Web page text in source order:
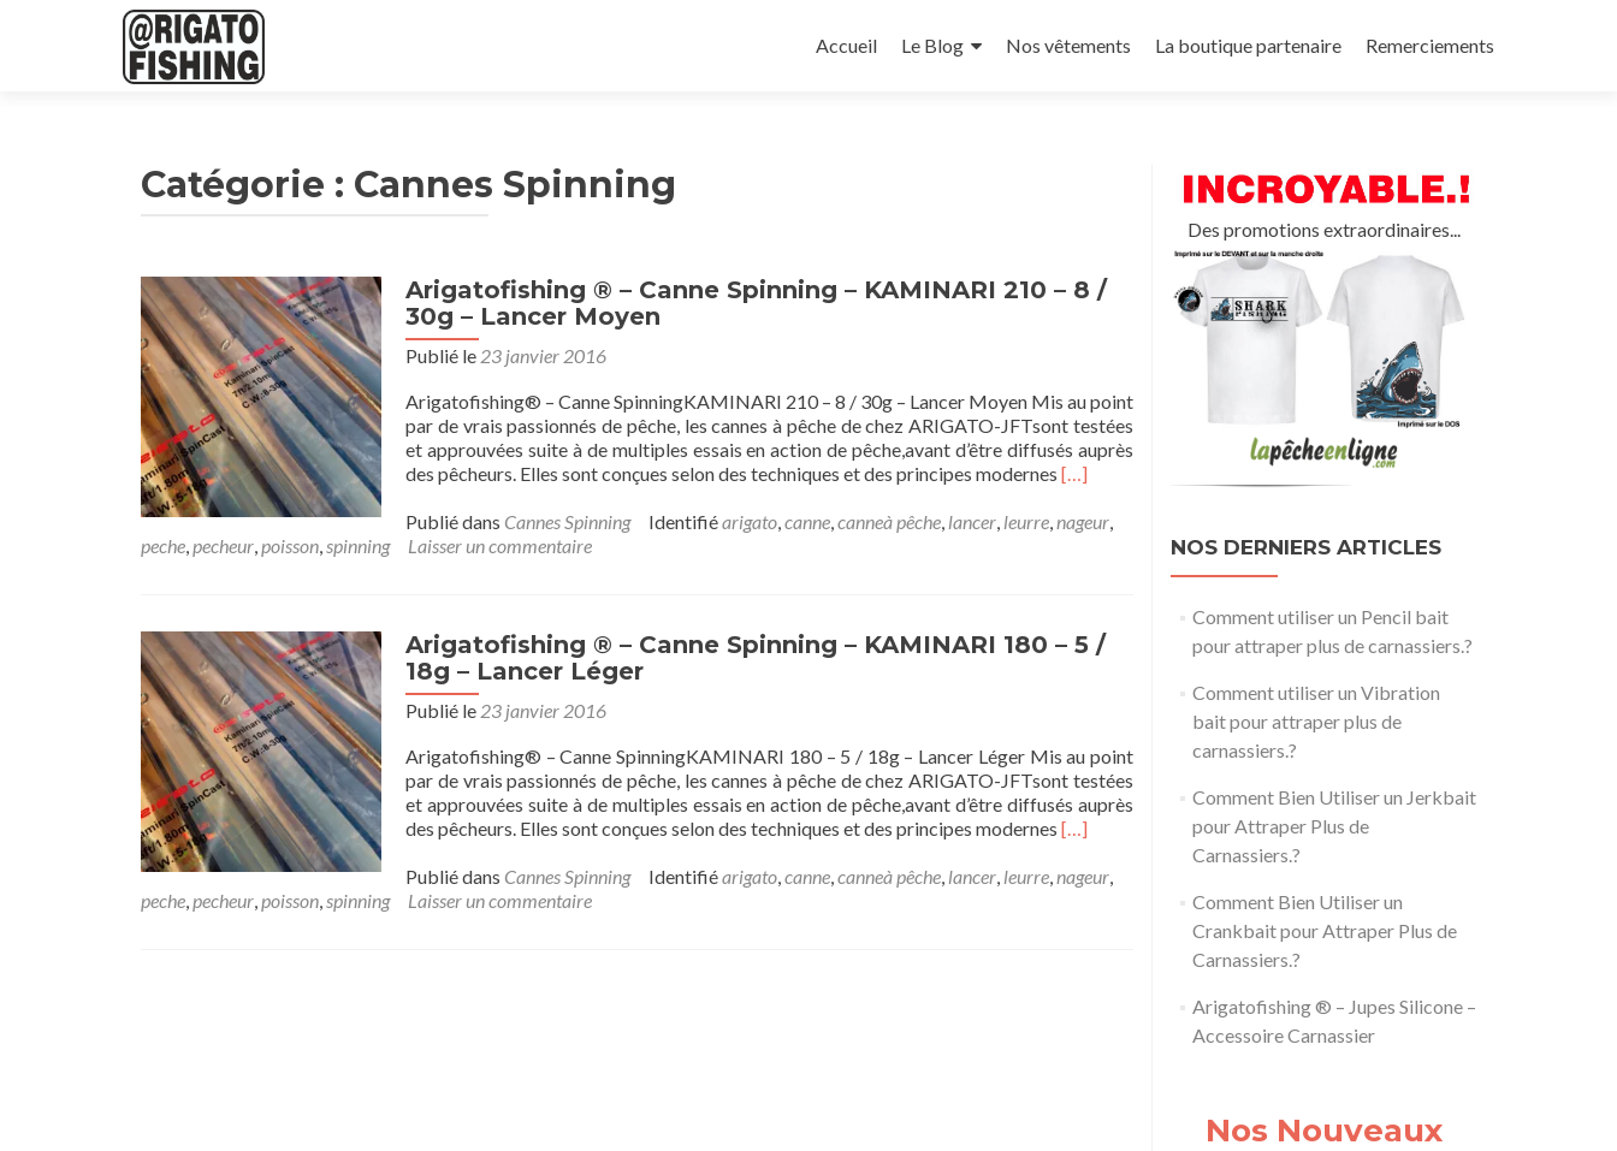
au
Accueil Le Blog Nos vêtements La boutique partenaire Remerciements
Catégorie : Cannes Spinning
Arigatofishing ® – Canne Spinning – KAMINARI 210 – 8 /
30g – Lancer Moyen
Publié le 23 janvier 2016
Arigatofishing® – Canne SpinningKAMINARI 210 – 8 / 30g – Lancer Moyen Mis au point
par de vrais passionnés de pêche, les cannes à pêche de chez ARIGATO-JFTsont testées
et approuvées suite à de multiples essais en action de pêche,avant d’être diffusés auprès
des pêcheurs. Elles sont conçues selon des techniques et des principes modernes En
plus
surArigatofishing
Spinning
8
/
30g
–
Moyen
[…]
Publié dans Cannes Spinning Identifiéarigato,canne,canneà pêche, lancer, leurre,nageur,
peche,pecheur,poisson,spinning Laisser un commentaire
Arigatofishing ® – Canne Spinning – KAMINARI 180 – 5 /
18g – Lancer Léger
Publié le 23 janvier 2016
Arigatofishing® – Canne SpinningKAMINARI 180 – 5 / 18g – Lancer Léger Mis au point
par de vrais passionnés de pêche, les cannes à pêche de chez ARIGATO-JFTsont testées
et approuvées suite à de multiples essais en action de pêche,avant d’être diffusés auprès
des pêcheurs. Elles sont conçues selon des techniques et des principes modernes En
plus
surArigatofishing
[…]
Publié dans Cannes Spinning Identifiéarigato,canne,canneà pêche, lancer, leurre,nageur,
peche,pecheur,poisson,spinning Laisser un commentaire
Des promotions extraordinaires...
NOS DERNIERS ARTICLES
Comment utiliser un Pencil bait
pour attraper plus de carnassiers.?
Comment utiliser un Vibration
bait pour attraper plus de
carnassiers.?
Comment Bien Utiliser un Jerkbait
pour Attraper Plus de
Carnassiers.?
Comment Bien Utiliser un
Crankbait pour Attraper Plus de
Carnassiers.?
Arigatofishing ® – Jupes Silicone –
Accessoire Carnassier
Nos Nouveaux